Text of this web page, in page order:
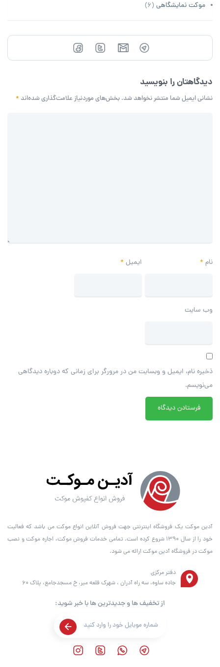
موکت نمایشگاهی (6)
دیدگاهتان را بنویسید
نشانی ایمیل شما منتشر نخواهد شد. بخش‌های موردنیاز علامت‌گذاری شده‌اند *
نام* ایمیل*
وب‌ سایت
ذخیره نام، ایمیل و وبسایت من در مرورگر برای زمانی که دوباره دیدگاهی
می‌نویسم.
آدین موکت یک فروشگاه اینترنتی جهت فروش آنلاین انواع موکت می باشد که فعالیت
خود را از سال ۱۳۹۰ شروع کرده است. تمامی خدمات فروش موکت، اجاره موکت و نصب
موکت در فروشگاه آدین موکت ارائه می شود.
دفتر مرکزی
جاده ساوه، سه راه آدران ، شهرک قلعه میر، خ مسجدجامع، پلاک 60
از تخفیف ها و جدیدترین ها با خبر شوید: